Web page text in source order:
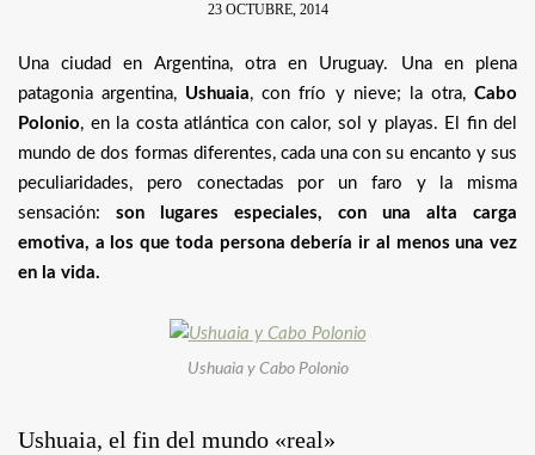
23 OCTUBRE, 2014
Una ciudad en Argentina, otra en Uruguay. Una en plena
patagonia argentina, Ushuaia, con frío y nieve; la otra,Cabo
Polonio, en la costa atlántica con calor, sol y playas. El fin del
mundo de dos formas diferentes, cada una con su encanto y sus
peculiaridades, pero conectadas por un faro y la misma
sensación: son lugares especiales, con una alta carga
emotiva, a los que toda persona debería ir al menos una vez
en la vida.
Ushuaia y Cabo Polonio
Ushuaia, el fin del mundo «real»